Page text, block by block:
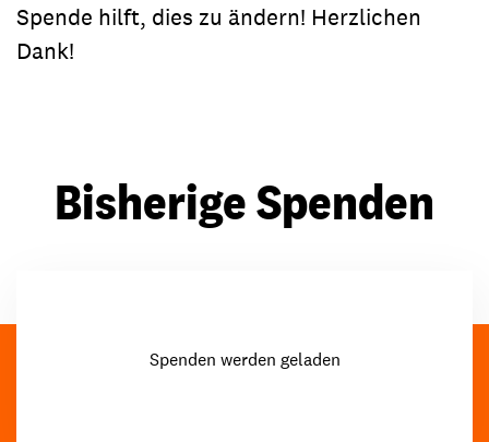
Spende hilft, dies zu ändern! Herzlichen
Dank!
Bisherige Spenden
Spenden werden geladen